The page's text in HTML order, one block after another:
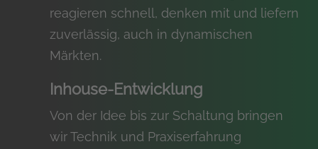
reagieren schnell, denken mit und liefern
zuverlässig, auch in dynamischen
Märkten.
Inhouse-Entwicklung
Von der Idee bis zur Schaltung bringen
wir Technik und Praxiserfahrung